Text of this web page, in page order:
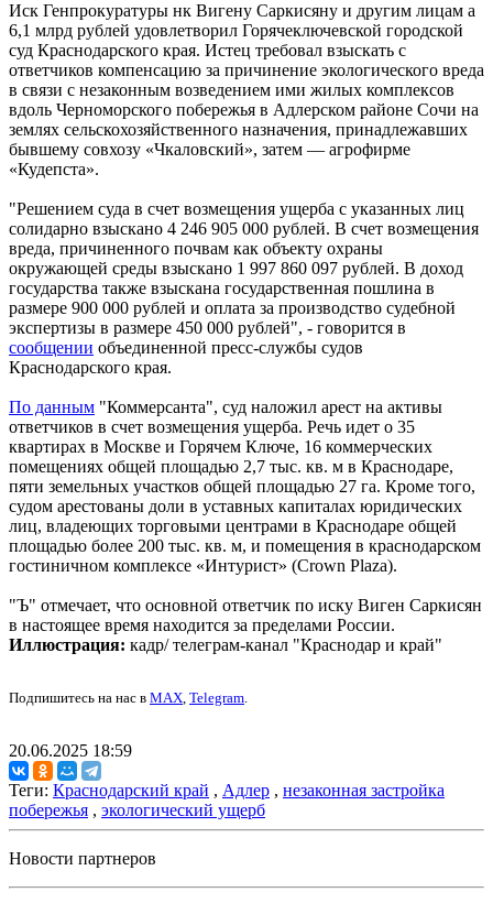
Иск Генпрокуратуры нк Вигену Саркисяну и другим лицам а
6,1 млрд рублей удовлетворил Горячеключевской городской
суд Краснодарского края. Истец требовал взыскать с
ответчиков компенсацию за причинение экологического вреда
в связи с незаконным возведением ими жилых комплексов
вдоль Черноморского побережья в Адлерском районе Сочи на
землях сельскохозяйственного назначения, принадлежавших
бывшему совхозу «Чкаловский», затем — агрофирме
«Кудепста».
"Решением суда в счет возмещения ущерба с указанных лиц
солидарно взыскано 4 246 905 000 рублей. В счет возмещения
вреда, причиненного почвам как объекту охраны
окружающей среды взыскано 1 997 860 097 рублей. В доход
государства также взыскана государственная пошлина в
размере 900 000 рублей и оплата за производство судебной
экспертизы в размере 450 000 рублей", - говорится в
сообщении объединенной пресс-службы судов
Краснодарского края.
По данным "Коммерсанта", суд наложил арест на активы
ответчиков в счет возмещения ущерба. Речь идет о 35
квартирах в Москве и Горячем Ключе, 16 коммерческих
помещениях общей площадью 2,7 тыс. кв. м в Краснодаре,
пяти земельных участков общей площадью 27 га. Кроме того,
судом арестованы доли в уставных капиталах юридических
лиц, владеющих торговыми центрами в Краснодаре общей
площадью более 200 тыс. кв. м, и помещения в краснодарском
гостиничном комплексе «Интурист» (Crown Plaza).
"Ъ" отмечает, что основной ответчик по иску Виген Саркисян
в настоящее время находится за пределами России.
Иллюстрация: кадр/ телеграм-канал "Краснодар и край"
Подпишитесь на нас в MAX, Telegram.
20.06.2025 18:59
Теги: Краснодарский край , Адлер , незаконная застройка
побережья , экологический ущерб
Новости партнеров